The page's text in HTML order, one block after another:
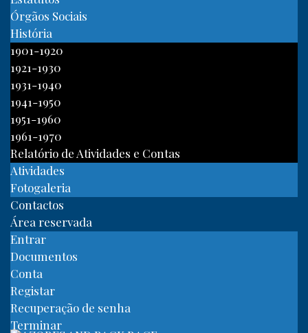
Órgãos Sociais
História
1901-1920
1921-1930
1931-1940
1941-1950
1951-1960
1961-1970
Relatório de Atividades e Contas
Atividades
Fotogaleria
Contactos
Área reservada
Entrar
Documentos
Conta
Registar
Recuperação de senha
Terminar